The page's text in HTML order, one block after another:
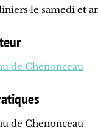
le samedi et
de Chenonceau
de Chenonceau